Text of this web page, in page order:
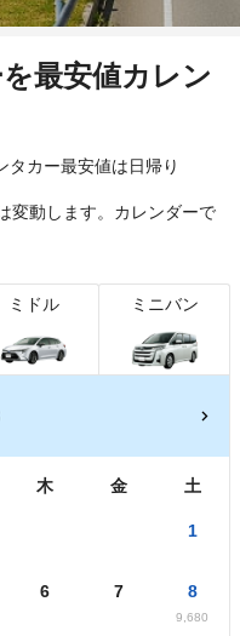
最安値カレン
タカー最安値は日帰り
変動します。カレンダーで
ミドル ミニバン
木 金 土
1
6 7 8
9,680